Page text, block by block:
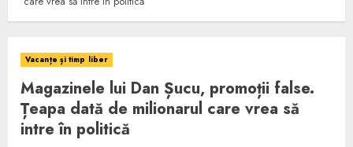
Vacanțe și timp liber
Magazinele lui Dan Șucu, promoții false.
Țeapa dată de milionarul care vrea să
intre în politică